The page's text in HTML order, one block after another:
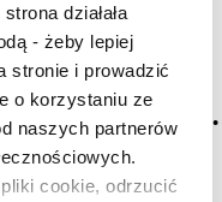
działała
- żeby lepiej
stronie i prowadzić
o korzystaniu ze
naszych partnerów
cookie, odrzucić